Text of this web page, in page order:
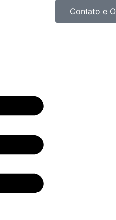
Contato e